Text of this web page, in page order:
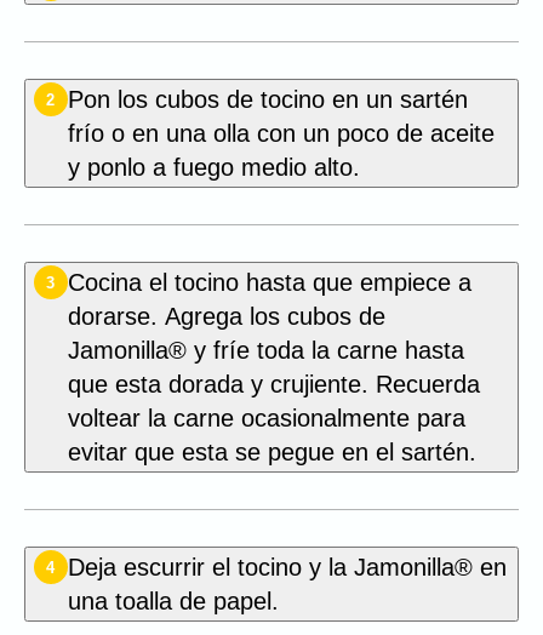
2
Pon los cubos de tocino en un sartén
frío o en una olla con un poco de aceite
y ponlo a fuego medio alto.
3
Cocina el tocino hasta que empiece a
dorarse. Agrega los cubos de
Jamonilla® y fríe toda la carne hasta
que esta dorada y crujiente. Recuerda
voltear la carne ocasionalmente para
evitar que esta se pegue en el sartén.
4
Deja escurrir el tocino y la Jamonilla® en
una toalla de papel.